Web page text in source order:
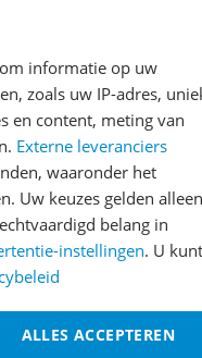
informatie op uw
zoals uw IP-adres,
en content, meting van
Externe leveranciers
waaronder het
Uw keuzes gelden alleen
belang in
instellingen. U kunt
ALLES ACCEPTEREN